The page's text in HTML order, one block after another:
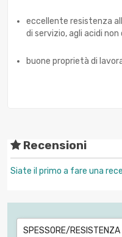
eccellente resistenza
di servizio, agli acidi
buone proprietà di
Recensioni
Siate il primo a fare una
SPESSORE/RESISTENZA